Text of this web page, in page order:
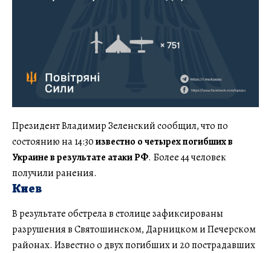
Президент Владимир Зеленский сообщил, что по
состоянию на 14:30известно о четырех погибших в
Украине в результате атаки РФ. Более 44 человек
получили ранения.
Киев
В результате обстрела в столице зафиксированы
разрушения в Святошинском, Дарницком и Печерском
районах. Известно о двух погибших и 20 пострадавших